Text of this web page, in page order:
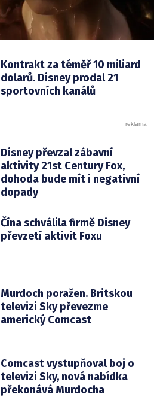
Kontrakt za téměř 10 miliard
dolarů. Disney prodal 21
sportovních kanálů
Disney převzal zábavní
aktivity 21st Century Fox,
dohoda bude mít i negativní
dopady
Čína schválila firmě Disney
převzetí aktivit Foxu
Murdoch poražen. Britskou
televizi Sky převezme
americký Comcast
Comcast vystupňoval boj o
televizi Sky, nová nabídka
překonává Murdocha